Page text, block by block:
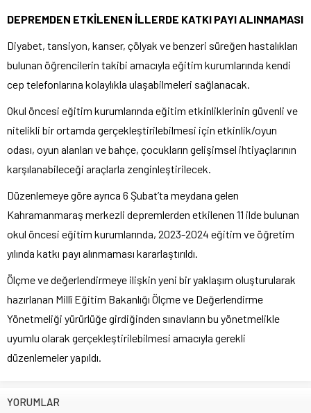
DEPREMDEN ETKİLENEN İLLERDE KATKI PAYI ALINMAMASI
Diyabet, tansiyon, kanser, çölyak ve benzeri süreğen hastalıkları
bulunan öğrencilerin takibi amacıyla eğitim kurumlarında kendi
cep telefonlarına kolaylıkla ulaşabilmeleri sağlanacak.
Okul öncesi eğitim kurumlarında eğitim etkinliklerinin güvenli ve
nitelikli bir ortamda gerçekleştirilebilmesi için etkinlik/oyun
odası, oyun alanları ve bahçe, çocukların gelişimsel ihtiyaçlarının
karşılanabileceği araçlarla zenginleştirilecek.
Düzenlemeye göre ayrıca 6 Şubat’ta meydana gelen
Kahramanmaraş merkezli depremlerden etkilenen 11 ilde bulunan
okul öncesi eğitim kurumlarında, 2023-2024 eğitim ve öğretim
yılında katkı payı alınmaması kararlaştırıldı.
Ölçme ve değerlendirmeye ilişkin yeni bir yaklaşım oluşturularak
hazırlanan Millî Eğitim Bakanlığı Ölçme ve Değerlendirme
Yönetmeliği yürürlüğe girdiğinden sınavların bu yönetmelikle
uyumlu olarak gerçekleştirilebilmesi amacıyla gerekli
düzenlemeler yapıldı.
YORUMLAR